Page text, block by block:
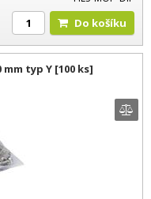
Do košíku
typ Y [100 ks]